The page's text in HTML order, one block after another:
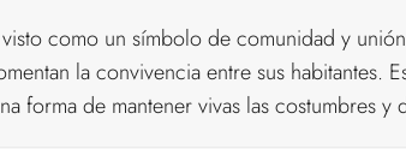
como un símbolo de comunidad y
la convivencia entre sus habitantes.
forma de mantener vivas las costumbres